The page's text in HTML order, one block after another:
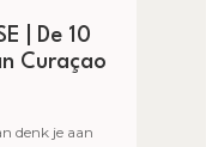
| De 10
Curaçao
denk je aan